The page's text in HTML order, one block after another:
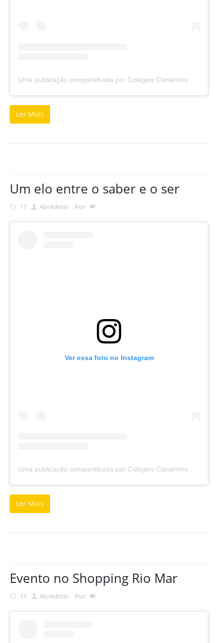
Ler Mais
Um elo entre o saber e o ser
11 AbrAdmin Por
Ver essa foto no Instagram
Ler Mais
Evento no Shopping Rio Mar
11 AbrAdmin Por